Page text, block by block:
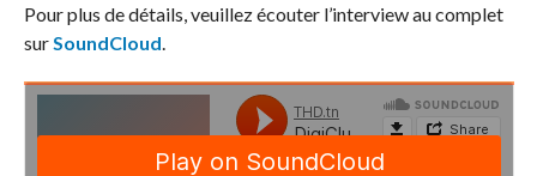
Pour plus de détails, veuillez écouter l’interview au complet
surSoundCloud.